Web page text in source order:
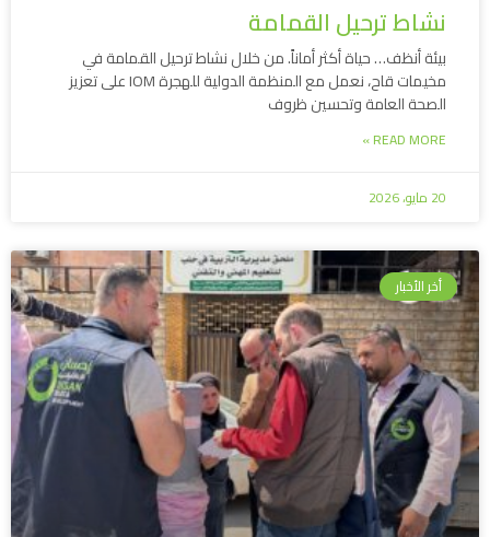
نشاط ترحيل القمامة
بيئة أنظف… حياة أكثر أماناً. من خلال نشاط ترحيل القمامة في
مخيمات قاح، نعمل مع المنظمة الدولية للهجرة IOM على تعزيز
الصحة العامة وتحسين ظروف
READ MORE »
20 مايو، 2026
أخر الأخبار